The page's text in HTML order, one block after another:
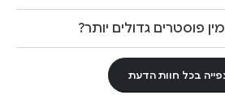
פוסטרים גדולים יותר?
בכל חוות הדעת